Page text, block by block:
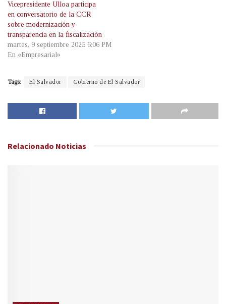
Vicepresidente Ulloa participa
en conversatorio de la CCR
sobre modernización y
transparencia en la fiscalización
martes, 9 septiembre 2025 6:06 PM
En «Empresarial»
Tags: El Salvador Gobierno de El Salvador
Relacionado Noticias